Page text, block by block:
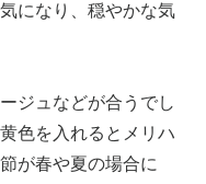
になり、穏やかな気
ジュなどが合うでし
色を入れるとメリハ
が春や夏の場合に